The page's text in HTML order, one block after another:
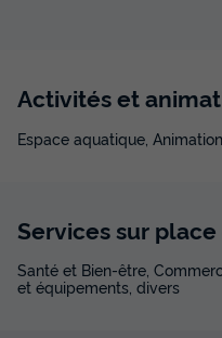
Activités et
Espace aquatique,
Services sur
Santé et Bien-être,
et équipements, divers